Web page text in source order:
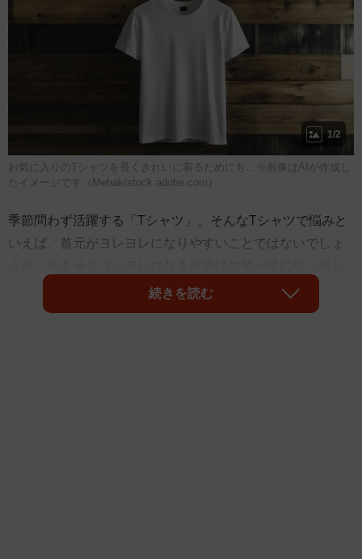
1/2
お気に入りのTシャツを長くきれいに着るためにも…※画像はAIが作成し
たイメージです（Mehak/stock.adobe.com）
季節問わず活躍する「Tシャツ」。そんなTシャツで悩みと
いえば、首元がヨレヨレになりやすいことではないでしょ
れて、編み込みに隙間ができてしまうからで、首元の縦糸
が余って波打っている状態になり、ヨレヨレに見えるから
続きを読む